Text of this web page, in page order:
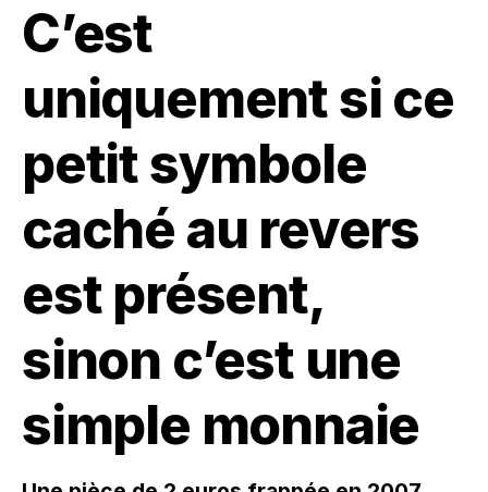
C’est
uniquement si ce
petit symbole
caché au revers
est présent,
sinon c’est une
simple monnaie